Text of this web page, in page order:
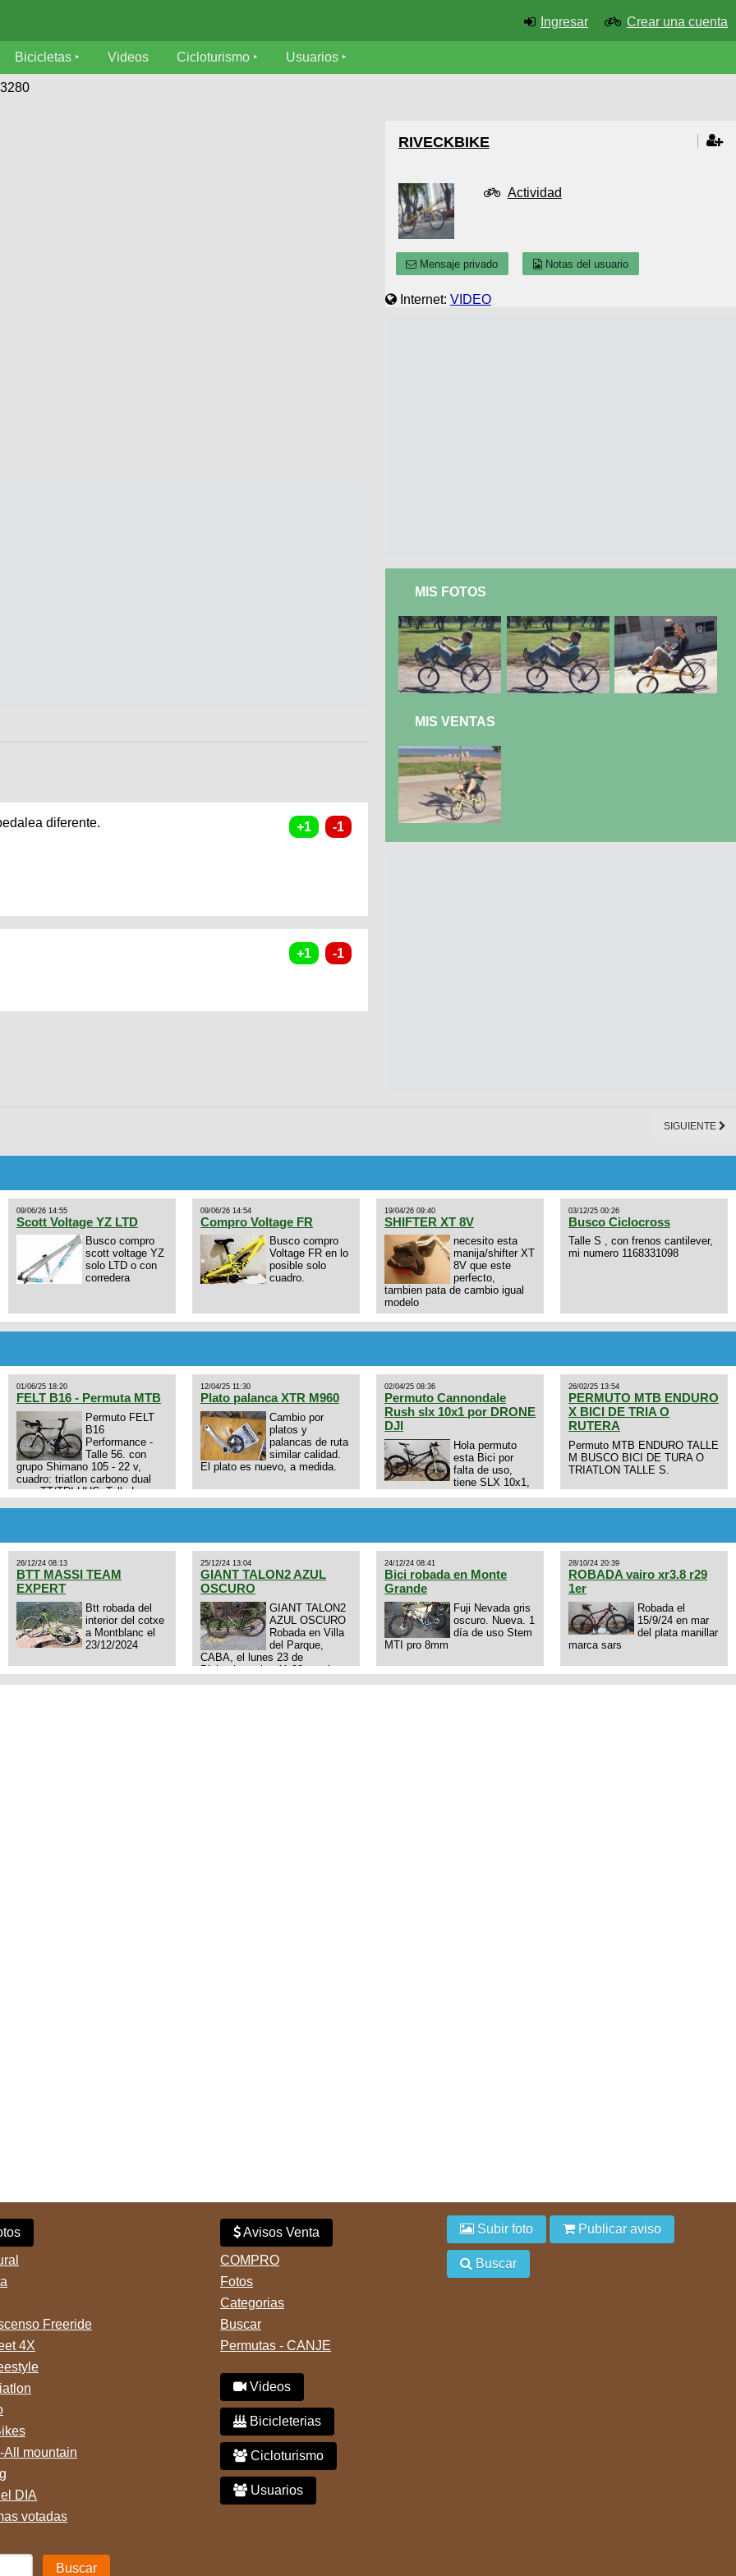
Ingresar Crear una cuenta
Bicicletas Videos Cicloturismo Usuarios
diferente.
RIVECKBIKE
Actividad
Mensaje privado Notas del usuario
Internet: VIDEO
MIS FOTOS
MIS VENTAS
SIGUIENTE
09/06/26 14:55
Scott Voltage YZ LTD
Busco compro
scott voltage YZ
solo LTD o con
corredera
09/06/26 14:54
Compro Voltage FR
Busco compro
Voltage FR en lo
posible solo
cuadro.
19/04/26 09:40
SHIFTER XT 8V
necesito esta
manija/shifter XT
8V que este
perfecto,
tambien pata de cambio igual
modelo
03/12/25 00:26
Busco Ciclocross
Talle S , con frenos cantilever,
mi numero 1168331098
01/06/25 18:20
FELT B16 - Permuta MTB
Permuto FELT
B16
Performance -
Talle 56. con
grupo Shimano 105 - 22 v,
cuadro: triatlon carbono dual
aero TT/TRI UHC. Talle L.
12/04/25 11:30
Plato palanca XTR M960
Cambio por
platos y
palancas de ruta
similar calidad.
El plato es nuevo, a medida.
02/04/25 08:36
Permuto Cannondale
Rush slx 10x1 por DRONE
DJI
Hola permuto
esta Bici por
falta de uso,
tiene SLX 10x1,
Axon tope de gama con
drone de la marca Dji, les dejo
3434568861 saludos
26/02/25 13:54
PERMUTO MTB ENDURO
X BICI DE TRIA O
RUTERA
Permuto MTB ENDURO TALLE
M BUSCO BICI DE TURA O
TRIATLON TALLE S.
26/12/24 08:13
BTT MASSI TEAM
EXPERT
Btt robada del
interior del cotxe
a Montblanc el
23/12/2024
25/12/24 13:04
GIANT TALON2 AZUL
OSCURO
GIANT TALON2
AZUL OSCURO
Robada en Villa
del Parque,
CABA, el lunes 23 de
Diciembre a las 11:38 am, hay
24/12/24 08:41
Bici robada en Monte
Grande
Fuji Nevada gris
oscuro. Nueva. 1
día de uso Stem
MTI pro 8mm
28/10/24 20:39
ROBADA vairo xr3.8 r29
1er
Robada el
15/9/24 en mar
del plata manillar
marca sars
Freeride
4X
All mountain
DIA
votadas
Avisos Venta
COMPRO
Fotos
Categorias
Buscar
Permutas - CANJE
Videos
Bicicleterias
Cicloturismo
Usuarios
Subir foto Publicar aviso
Buscar
Buscar